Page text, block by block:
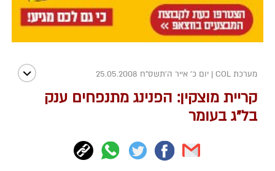
מערכת COL | יום כ' אייר ה׳תשס״ח 25.05.2008
קריית מוצקין: הפנינג מתנפחים ענק
בל"ג בעומר